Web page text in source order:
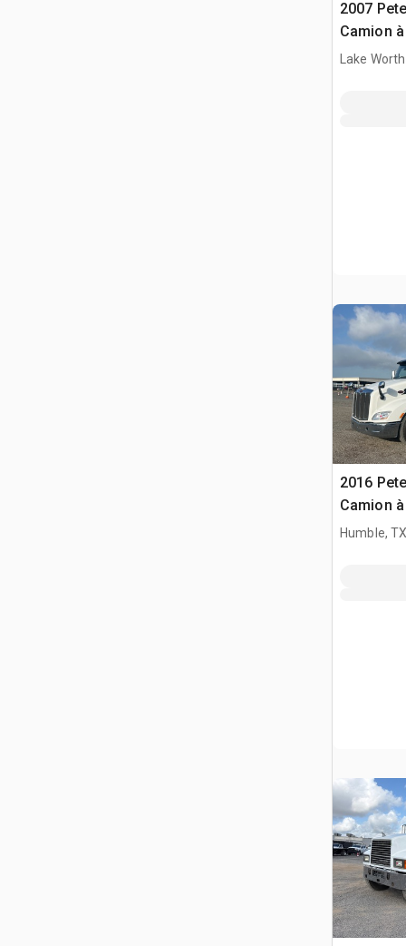
2007
Camion
Tri/E
Lake
2016
Camion
D/E
Humble,